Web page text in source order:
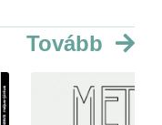
Tovább